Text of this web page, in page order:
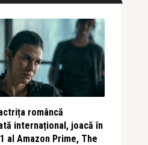
româncă
internațional, joacă în
al Amazon Prime, The